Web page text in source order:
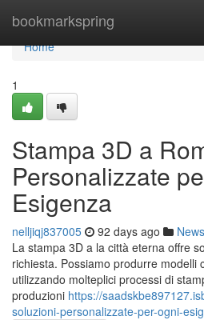
bookmarkspring
Home
Home
1
Stampa 3D a
Personalizzate
Esigenza
nelljiqj837005 92 days ago News
La stampa 3D a la città eterna offre
richiesta. Possiamo produrre modelli
utilizzando molteplici processi di
produzioni https://
soluzioni-personalizzate-per-ogni-